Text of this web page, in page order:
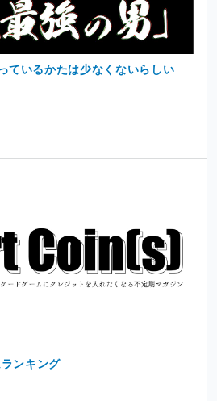
ているかたは少なくないらしい
ンキング